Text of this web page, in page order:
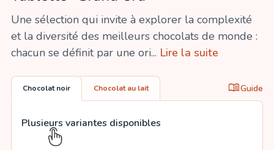
Une sélection qui invite à explorer la complexité
et la diversité des meilleurs chocolats de monde :
chacun se définit par une ori... Lire la suite
Chocolat noir Chocolatau lait menu_bookGuide
Plusieurs variantes disponibles